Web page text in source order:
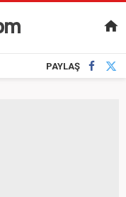
PAYLAŞ